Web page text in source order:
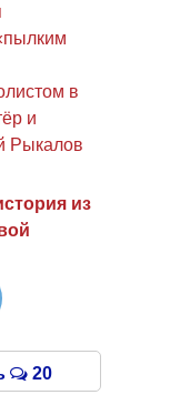
в
и
Рыкалов
из
20